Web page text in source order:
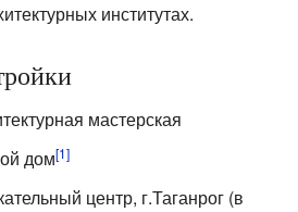
институтах.
мастерская
дом[1]
центр, г.Таганрог (в